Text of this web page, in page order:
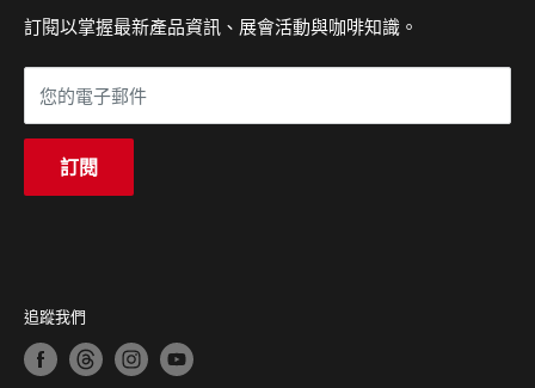
公司：104 台北市中山區農安街 164 號 3 樓
展示間：104 台北市中山區農安街 227-1 號 1 樓
營業時間：週一至週五 09:00 - 18:00
聯絡我們
常見問題
訂閱以掌握最新產品資訊、展會活動與咖啡知識。
您的電子郵件
訂閱
追蹤我們